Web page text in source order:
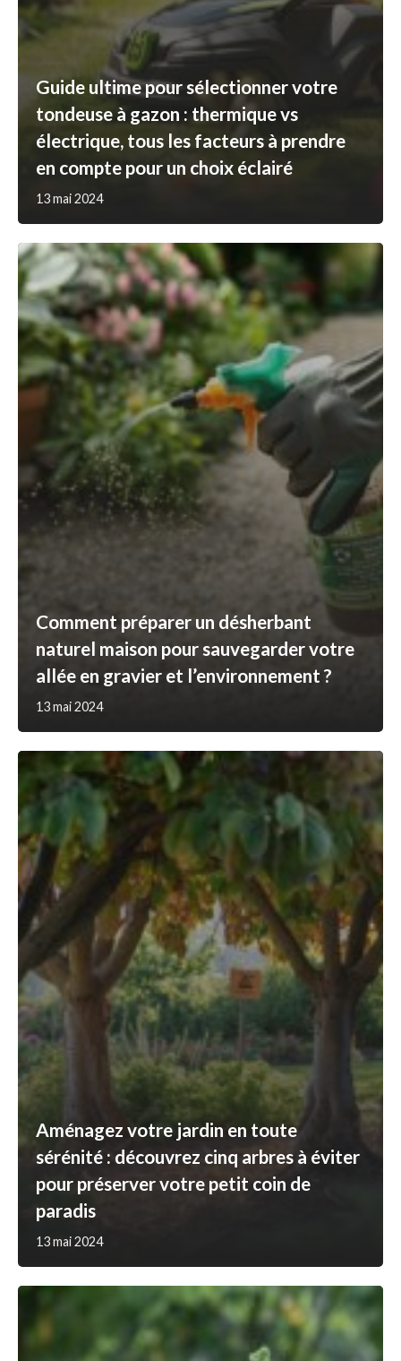
Guide ultime pour sélectionner votre
tondeuse à gazon : thermique vs
électrique, tous les facteurs à prendre
en compte pour un choix éclairé
13 mai 2024
Comment préparer un désherbant
naturel maison pour sauvegarder votre
allée en gravier et l’environnement ?
13 mai 2024
Aménagez votre jardin en toute
sérénité : découvrez cinq arbres à éviter
pour préserver votre petit coin de
paradis
13 mai 2024